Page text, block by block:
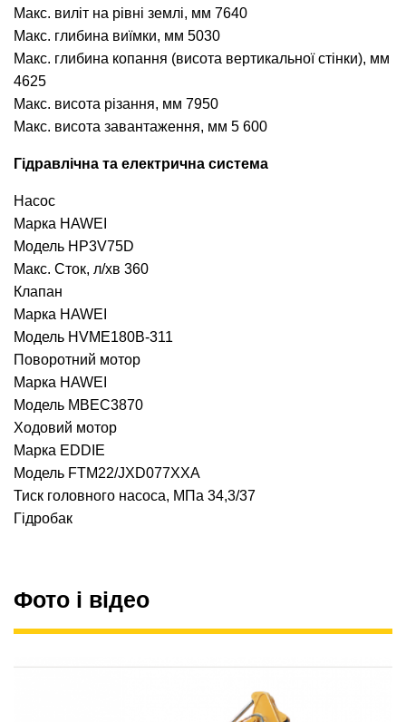
Макс. виліт на рівні землі, мм 7640
Макс. глибина виїмки, мм 5030
Макс. глибина копання (висота вертикальної стінки), мм
4625
Макс. висота різання, мм 7950
Макс. висота завантаження, мм 5 600
Гідравлічна та електрична система
Насос
Марка HAWEI
Модель HP3V75D
Макс. Сток, л/хв 360
Клапан
Марка HAWEI
Модель HVME180B-311
Поворотний мотор
Марка HAWEI
Модель MBEC3870
Ходовий мотор
Марка EDDIE
Модель FTM22/JXD077XXA
Тиск головного насоса, МПа 34,3/37
Гідробак
Фото і відео